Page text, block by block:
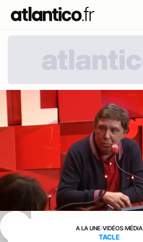
A LA UNE›VIDÉOS›MÉDIA
TACLE